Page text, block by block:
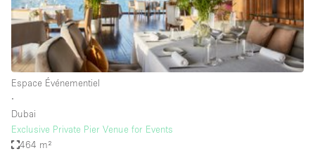
Partagé
Type de l'espace
Atelier
Espace Événementiel
∙
Dubai
Exclusive Private Pier Venue for Events
464 m²